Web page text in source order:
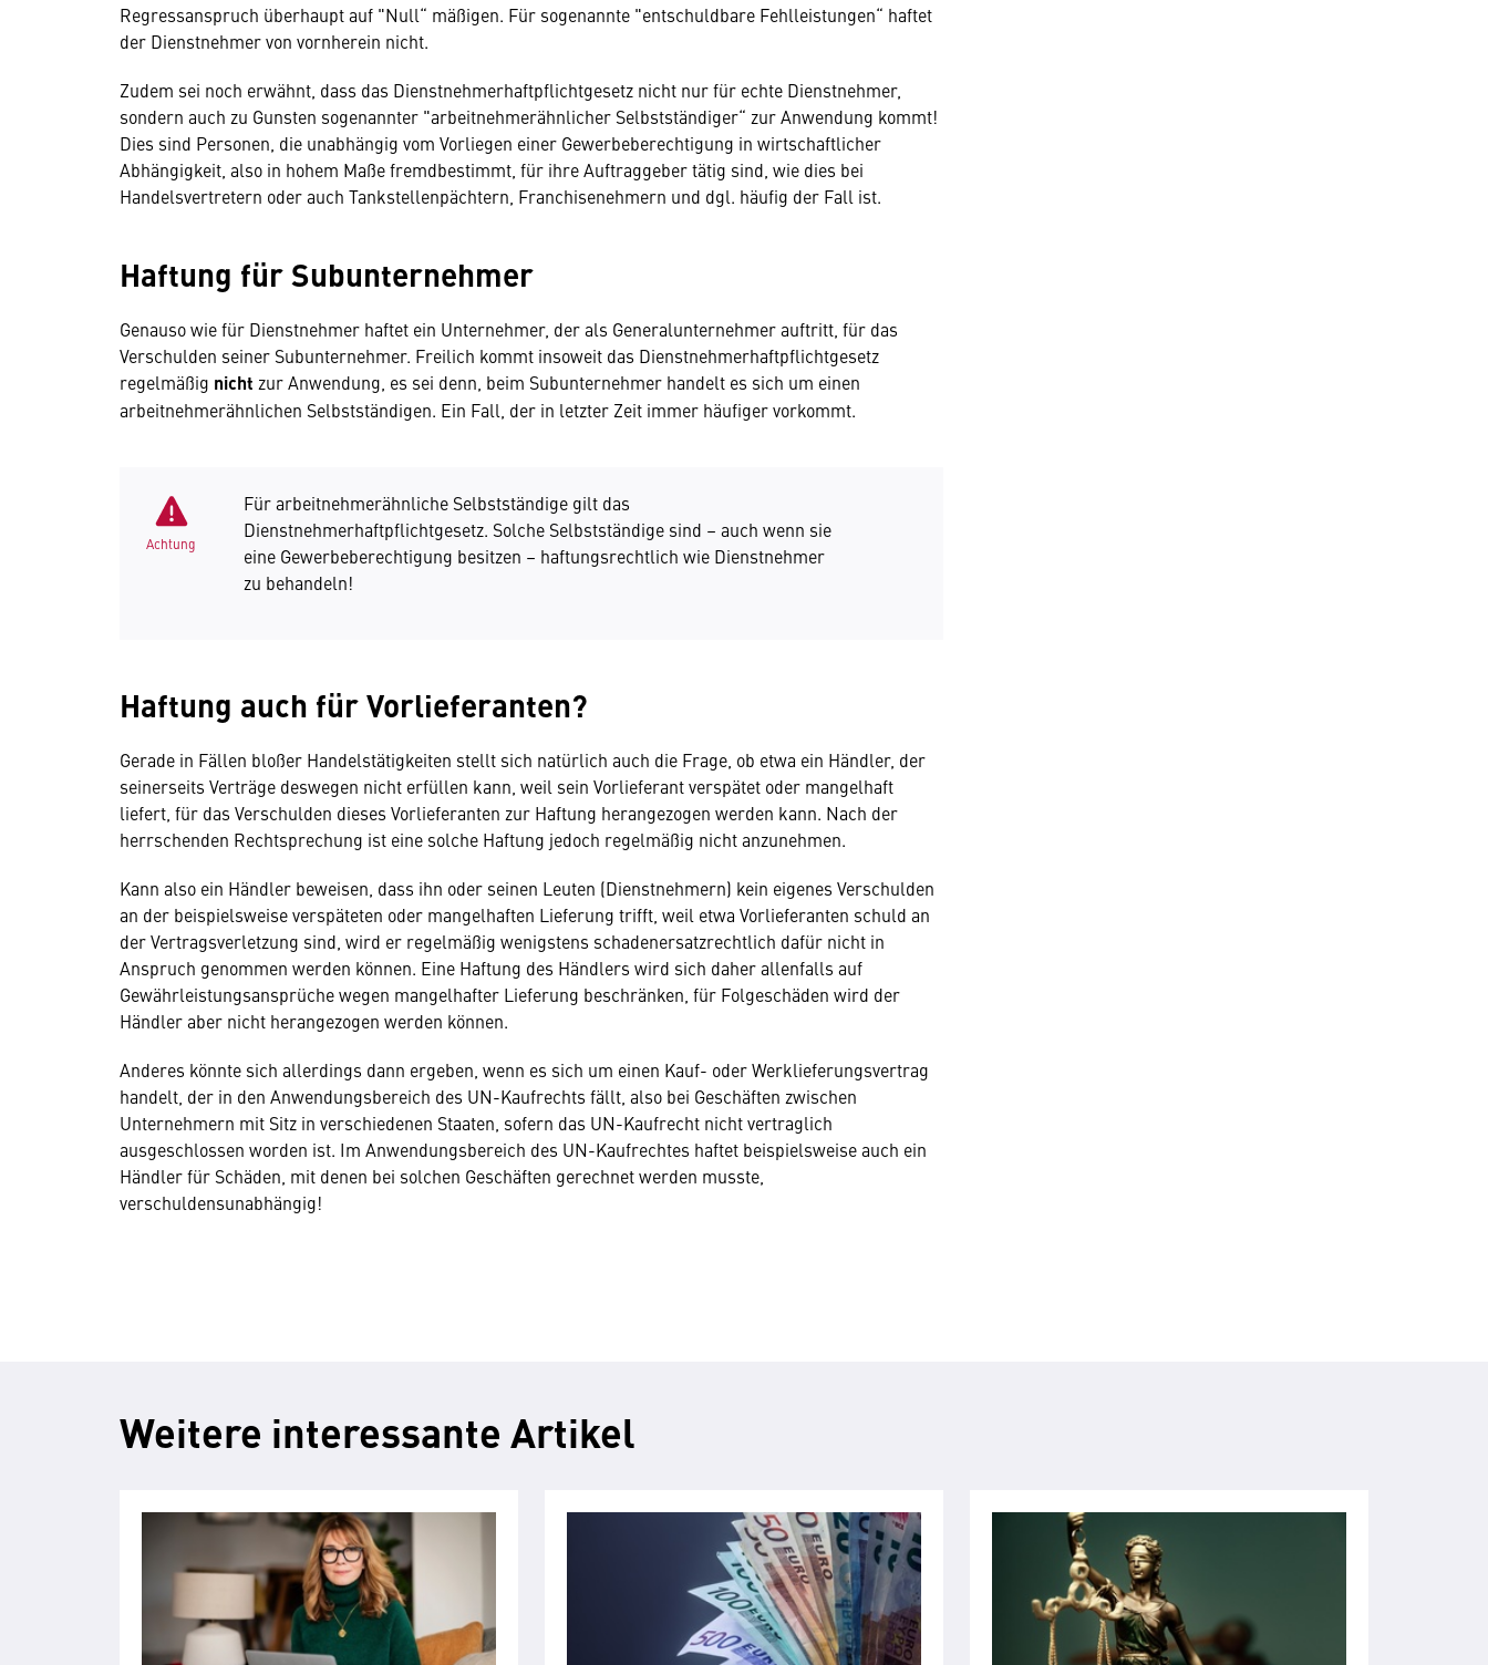
Regressanspruch überhaupt auf "Null“ mäßigen. Für sogenannte "entschuldbare Fehlleistungen“ haftet
der Dienstnehmer von vornherein nicht.
Zudem sei noch erwähnt, dass das Dienstnehmerhaftpflichtgesetz nicht nur für echte Dienstnehmer,
sondern auch zu Gunsten sogenannter "arbeitnehmerähnlicher Selbstständiger“ zur Anwendung kommt!
Dies sind Personen, die unabhängig vom Vorliegen einer Gewerbeberechtigung in wirtschaftlicher
Abhängigkeit, also in hohem Maße fremdbestimmt, für ihre Auftraggeber tätig sind, wie dies bei
Handelsvertretern oder auch Tankstellenpächtern, Franchisenehmern und dgl. häufig der Fall ist.
Haftung für Subunternehmer
Genauso wie für Dienstnehmer haftet ein Unternehmer, der als Generalunternehmer auftritt, für das
Verschulden seiner Subunternehmer. Freilich kommt insoweit das Dienstnehmerhaftpflichtgesetz
regelmäßig nicht zur Anwendung, es sei denn, beim Subunternehmer handelt es sich um einen
arbeitnehmerähnlichen Selbstständigen. Ein Fall, der in letzter Zeit immer häufiger vorkommt.
Achtung
Für arbeitnehmerähnliche Selbstständige gilt das
Dienstnehmerhaftpflichtgesetz. Solche Selbstständige sind – auch wenn sie
eine Gewerbeberechtigung besitzen – haftungsrechtlich wie Dienstnehmer
zu behandeln!
Haftung auch für Vorlieferanten?
Gerade in Fällen bloßer Handelstätigkeiten stellt sich natürlich auch die Frage, ob etwa ein Händler, der
seinerseits Verträge deswegen nicht erfüllen kann, weil sein Vorlieferant verspätet oder mangelhaft
liefert, für das Verschulden dieses Vorlieferanten zur Haftung herangezogen werden kann. Nach der
herrschenden Rechtsprechung ist eine solche Haftung jedoch regelmäßig nicht anzunehmen.
Kann also ein Händler beweisen, dass ihn oder seinen Leuten (Dienstnehmern) kein eigenes Verschulden
an der beispielsweise verspäteten oder mangelhaften Lieferung trifft, weil etwa Vorlieferanten schuld an
der Vertragsverletzung sind, wird er regelmäßig wenigstens schadenersatzrechtlich dafür nicht in
Anspruch genommen werden können. Eine Haftung des Händlers wird sich daher allenfalls auf
Gewährleistungsansprüche wegen mangelhafter Lieferung beschränken, für Folgeschäden wird der
Händler aber nicht herangezogen werden können.
Anderes könnte sich allerdings dann ergeben, wenn es sich um einen Kauf- oder Werklieferungsvertrag
handelt, der in den Anwendungsbereich des UN-Kaufrechts fällt, also bei Geschäften zwischen
Unternehmern mit Sitz in verschiedenen Staaten, sofern das UN-Kaufrecht nicht vertraglich
ausgeschlossen worden ist. Im Anwendungsbereich des UN-Kaufrechtes haftet beispielsweise auch ein
Händler für Schäden, mit denen bei solchen Geschäften gerechnet werden musste,
verschuldensunabhängig!
Weitere interessante Artikel